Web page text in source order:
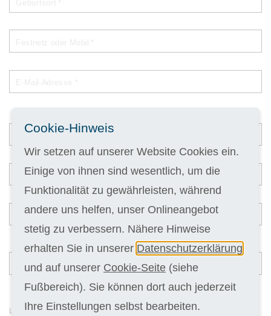
Berufsausbildung als *
Berufspraxis als *
Lehrgang
Cookie-Hinweis
Wir setzen auf unserer Website Cookies ein.
Einige von ihnen sind wesentlich, um die
Funktionalität zu gewährleisten, während
andere uns helfen, unser Onlineangebot
stetig zu verbessern. Nähere Hinweise
erhalten Sie in unserer Datenschutzerklärung
und auf unserer Cookie-Seite (siehe
Fußbereich). Sie können dort auch jederzeit
Ihre Einstellungen selbst bearbeiten.